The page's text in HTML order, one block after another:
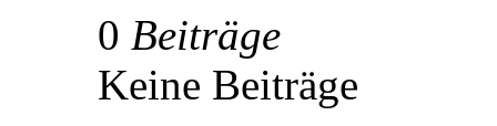
0 Beiträge
Keine Beiträge